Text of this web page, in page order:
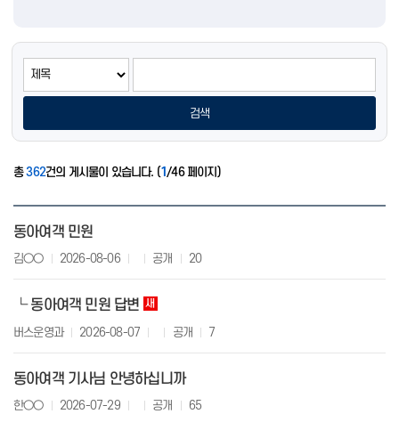
검색
총362건의 게시물이 있습니다. (1/46 페이지)
동아여객 민원
김○○ 2026-08-06 공개 20
└동아여객 민원 답변 새 글
버스운영과 2026-08-07 공개 7
동아여객 기사님 안녕하십니까
한○○ 2026-07-29 공개 65